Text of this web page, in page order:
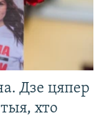
Дзе цяпер
хто